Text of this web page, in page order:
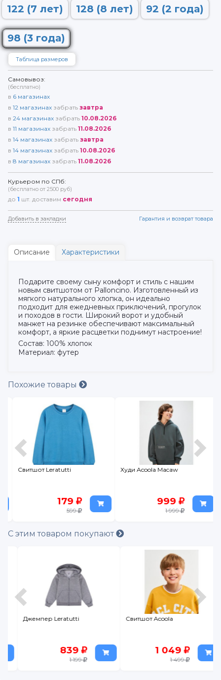
122 (7 лет) 128 (8 лет) 92 (2 года)
98 (3 года)
Таблица размеров
Самовывоз:
(бесплатно)
в 6 магазинах
в 12 магазинах забрать завтра
в 24 магазинах забрать 10.08.2026
в 11 магазинах забрать 11.08.2026
в 14 магазинах забрать завтра
в 14 магазинах забрать 10.08.2026
в 8 магазинах забрать 11.08.2026
Курьером по СПб:
(бесплатно от 2500 руб)
до 1 шт. доставим сегодня
Добавить в закладки Гарантия и возврат товара
Описание Характеристики
Подарите своему сыну комфорт и стиль с нашим
новым свитшотом от Palloncino. Изготовленный из
мягкого натурального хлопка, он идеально
подходит для ежедневных приключений, прогулок
и походов в гости. Широкий ворот и удобный
манжет на резинке обеспечивают максимальный
комфорт, а яркие расцветки поднимут настроение!
Состав: 100% хлопок
Материал: футер
Похожие товары
Свитшот Leratutti
179
599
Худи Acoola Macaw
999
1 999
С этим товаром покупают
Джемпер Leratutti
839
1 199
Свитшот Acoola
1 049
1 499